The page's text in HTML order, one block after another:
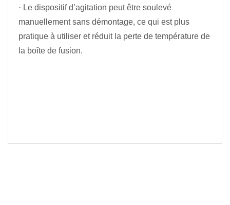
· Le dispositif d’agitation peut être soulevé
manuellement sans démontage, ce qui est plus
pratique à utiliser et réduit la perte de température de
la boîte de fusion.